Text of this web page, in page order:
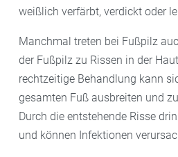
weißlich verfärbt, verdickt oder
Manchmal treten bei Fußpilz
der Fußpilz zu Rissen in der
rechtzeitige Behandlung kann
gesamten Fuß ausbreiten und
Durch die entstehende Risse
und können Infektionen